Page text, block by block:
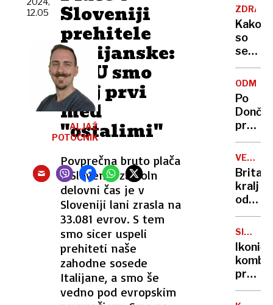
Sloveniji
prehitele
italijanske:
V EU smo
zdaj prvi
med
"ostalimi"
Povprečna bruto plača
v Sloveniji za poln
delovni čas je v
Sloveniji lani zrasla na
33.081 evrov. S tem
smo sicer uspeli
prehiteti naše
zahodne sosede
Italijane, a smo še
vedno pod evropskim
12.05
ALJAŽ
POTOČNIK
voda
Kako
so
se
cilji
vlade
Po
Karma
je
psica,
Nico
pa
njen
sin
VELIKA
kralj
zaradi
raka
SIMBOL
kombi
75.
rojstni